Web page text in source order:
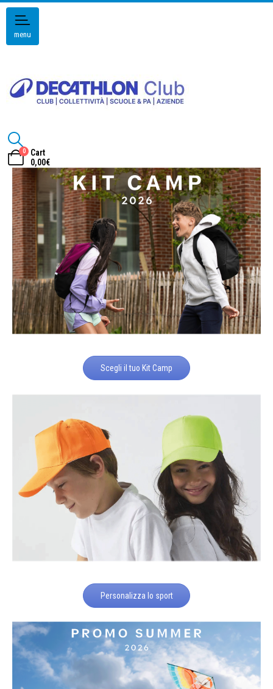
menu
0
Cart
0,00€
Scegli il tuo Kit Camp
Personalizza lo sport